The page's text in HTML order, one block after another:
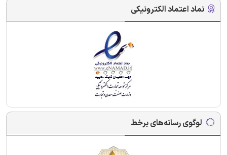
نماد اعتماد الکترونیکی
لوگوی رسانه‌های برخط